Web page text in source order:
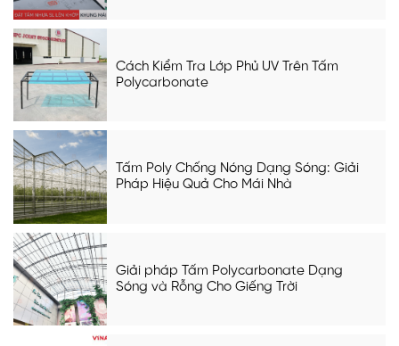
Cách Kiểm Tra Lớp Phủ UV Trên Tấm
Polycarbonate
Tấm Poly Chống Nóng Dạng Sóng: Giải
Pháp Hiệu Quả Cho Mái Nhà
Giải pháp Tấm Polycarbonate Dạng
Sóng và Rỗng Cho Giếng Trời